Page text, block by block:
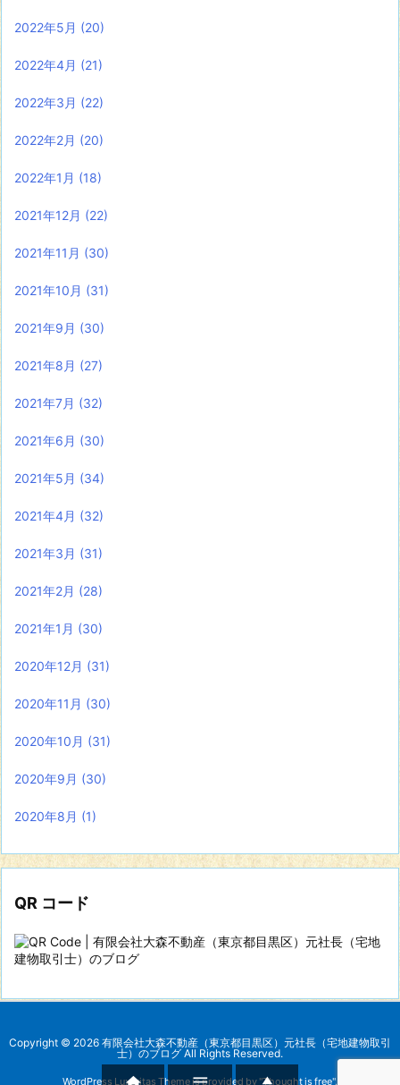
2022年5月 (20)
2022年4月 (21)
2022年3月 (22)
2022年2月 (20)
2022年1月 (18)
2021年12月 (22)
2021年11月 (30)
2021年10月 (31)
2021年9月 (30)
2021年8月 (27)
2021年7月 (32)
2021年6月 (30)
2021年5月 (34)
2021年4月 (32)
2021年3月 (31)
2021年2月 (28)
2021年1月 (30)
2020年12月 (31)
2020年11月 (30)
2020年10月 (31)
2020年9月 (30)
2020年8月 (1)
QR コード
Copyright © 2026 有限会社大森不動産（東京都目黒区）元社長（宅地建物取引
士）のブログ All Rights Reserved.
WordPress Luxeritas Theme is provided by "Thought is free".